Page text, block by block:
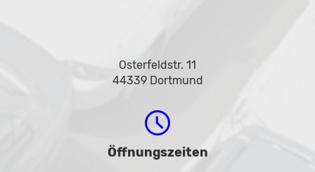
Osterfeldstr. 11
44339 Dortmund
Öffnungszeiten